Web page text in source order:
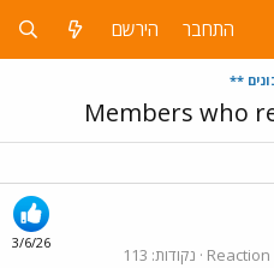
התחבר הירשם
Members who
3/6/26
נקודות 113